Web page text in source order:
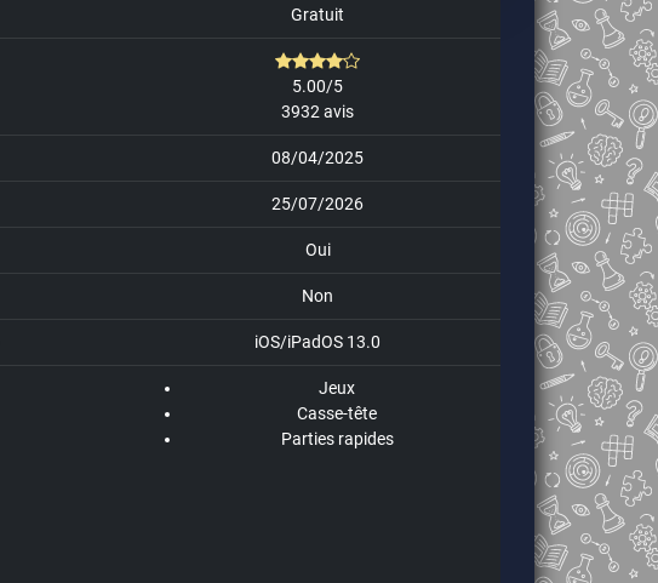
Gratuit
5.00/5
3932 avis
08/04/2025
25/07/2026
Oui
Non
iOS/iPadOS 13.0
Jeux
Casse-tête
Parties rapides